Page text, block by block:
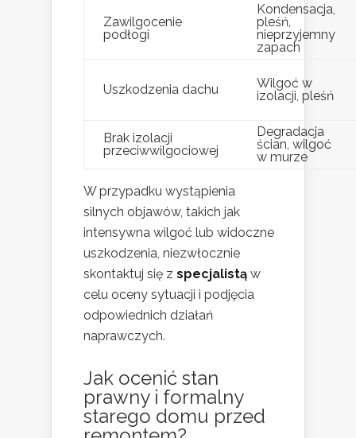
Zawilgocenie
podłogi
Kondensacja,
pleśń,
nieprzyjemny
zapach
Uszkodzenia dachu
Wilgoć w
izolacji, pleśń
Brak izolacji
przeciwwilgociowej
Degradacja
ścian, wilgoć
w murze
W przypadku wystąpienia
silnych objawów, takich jak
intensywna wilgoć lub widoczne
uszkodzenia, niezwłocznie
skontaktuj się z specjalistą w
celu oceny sytuacji i podjęcia
odpowiednich działań
naprawczych.
Jak ocenić stan
prawny i formalny
starego domu przed